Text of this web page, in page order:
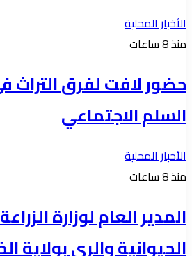
الأخبار المحلية
منذ 8 ساعات
حضور لافت لفرق التراث
السلم الاجتماعي
الأخبار المحلية
منذ 8 ساعات
المدير العام لوزارة
الحيوانية والري بولاية